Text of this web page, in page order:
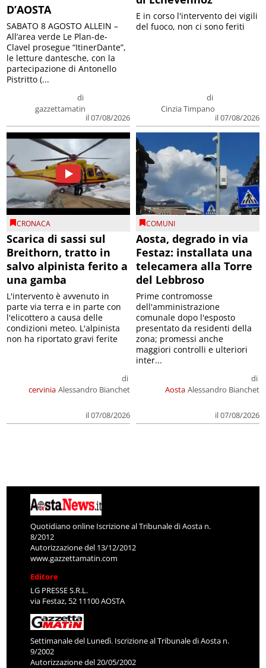
D’AOSTA
di
gazzettamatin
il 07/08/2026
SABATO 8 AGOSTO ALLEIN –
All’area verde Le Plan-de-
Clavel prosegue “ItinerDante”,
le letture dantesche, con la
partecipazione di Antonello
Pistritto (...
di
Cinzia Timpano
il 07/08/2026
E in corso l'intervento dei vigili
del fuoco, non ci sono feriti
CRONACA
Scarica di sassi sul
Breithorn, tratto in
salvo alpinista ferito a
una gamba
cervinia
di
Alessandro Bianchet
il 07/08/2026
L'intervento è avvenuto in
parte via terra e in parte con
l'elicottero a causa delle
condizioni meteo. L'alpinista
non ha riportato gravi ferite
COMUNI
Aosta, degrado in via
Festaz: installata una
telecamera alla Torre
del Lebbroso
Aosta
di
Alessandro Bianchet
il 07/08/2026
Prime contromosse
dell'amministrazione
comunale dopo l'esposto
presentato da residenti della
zona; promessi anche
maggiori controlli e ulteriori
inter...
Quotidiano online Iscrizione al Tribunale di Aosta n.
8/2012
Autorizzazione del 13/12/2012
www.gazzettamatin.com
Editore
LG PRESSE S.R.L.
via Festaz, 52 11100 AOSTA
Settimanale del Lunedì. Iscrizione al Tribunale di Aosta n.
9/2002
Autorizzazione del 20/05/2002